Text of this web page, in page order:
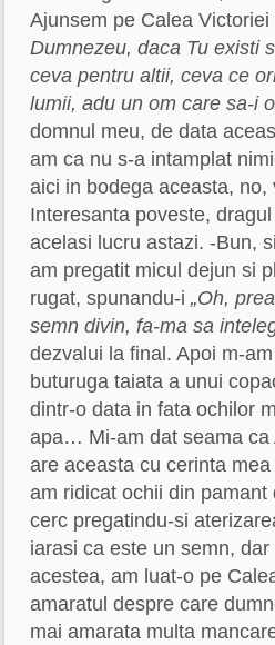
Ajunsem pe Calea
Dumnezeu, daca Tu existi
ceva pentru altii, ceva ce
lumii, adu un om care sa-i
domnul meu, de data
am ca nu s-a intamplat
aici in bodega aceasta,
Interesanta poveste,
acelasi lucru astazi. -Bun,
am pregatit micul dejun si
rugat, spunandu-i „Oh,
semn divin, fa-ma sa
dezvalui la final. Apoi m-
buturuga taiata a unui
dintr-o data in fata ochilor
apa… Mi-am dat seama ca
are aceasta cu cerinta
am ridicat ochii din
cerc pregatindu-si
iarasi ca este un semn,
acestea, am luat-o pe
amaratul despre care
mai amarata multa